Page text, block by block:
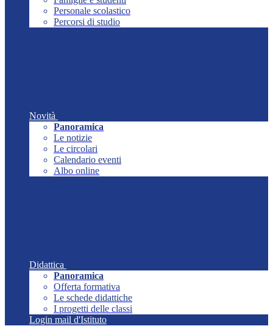
Personale scolastico
Percorsi di studio
Novità
Panoramica
Le notizie
Le circolari
Calendario eventi
Albo online
Didattica
Panoramica
Offerta formativa
Le schede didattiche
I progetti delle classi
Login mail d'Istituto